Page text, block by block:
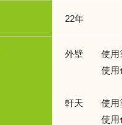
22年
外壁 使用塗
使用
軒天 使用
使用色